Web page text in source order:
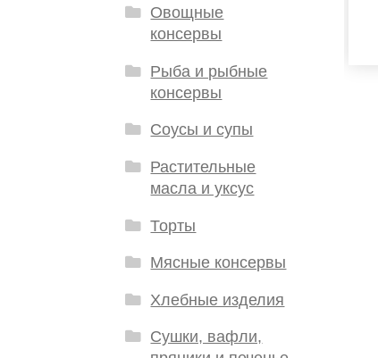
Овощные
консервы
Рыба и рыбные
консервы
Соусы и супы
Растительные
масла и уксус
Торты
Мясные консервы
Хлебные изделия
Сушки, вафли,